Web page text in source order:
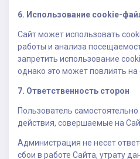
6. Использование cookie-
Сайт может использовать
работы и анализа
запретить использование
однако это может повлиять
7. Ответственность сторон
Пользователь самостоятельно
действия, совершаемые на
Администрация не несет
сбои в работе Сайта, утрату